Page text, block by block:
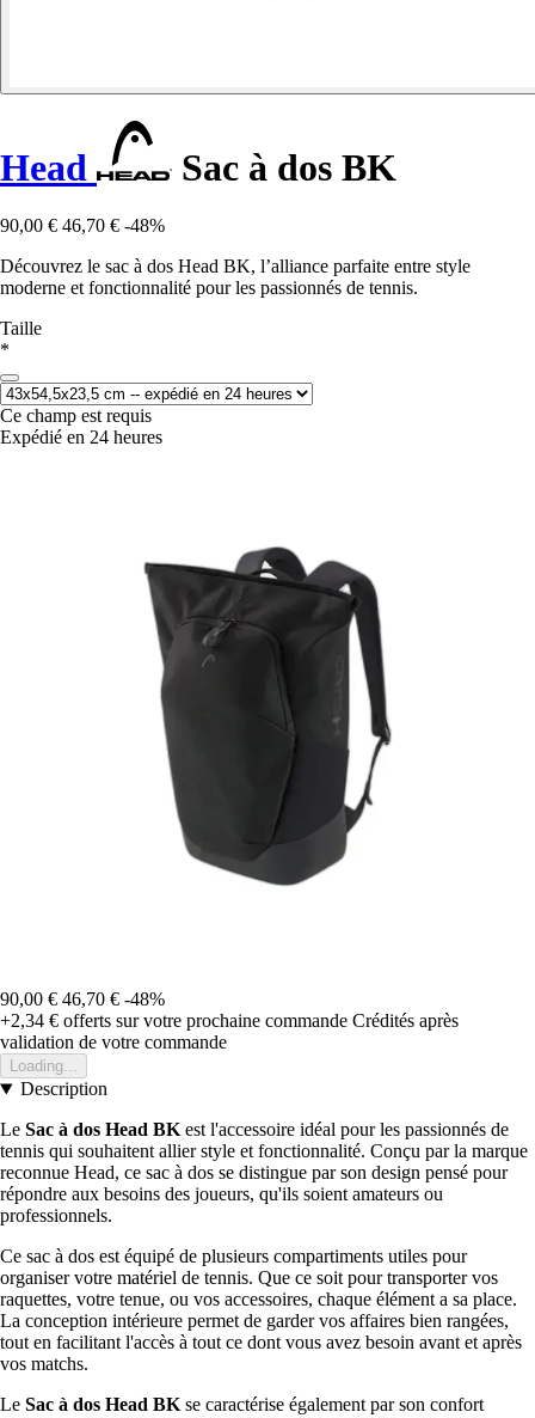
Head Sac à dos BK
90,00 € 46,70 € -48%
Découvrez le sac à dos Head BK, l’alliance parfaite entre style
moderne et fonctionnalité pour les passionnés de tennis.
Taille
*
Ce champ est requis
Expédié en 24 heures
90,00 € 46,70 € -48%
+2,34 € offerts sur votre prochaine commande Crédités après
validation de votre commande
Loading...
Description
Le Sac à dos Head BK est l'accessoire idéal pour les passionnés de
tennis qui souhaitent allier style et fonctionnalité. Conçu par la marque
reconnue Head, ce sac à dos se distingue par son design pensé pour
répondre aux besoins des joueurs, qu'ils soient amateurs ou
professionnels.
Ce sac à dos est équipé de plusieurs compartiments utiles pour
organiser votre matériel de tennis. Que ce soit pour transporter vos
raquettes, votre tenue, ou vos accessoires, chaque élément a sa place.
La conception intérieure permet de garder vos affaires bien rangées,
tout en facilitant l'accès à tout ce dont vous avez besoin avant et après
vos matchs.
Le Sac à dos Head BK se caractérise également par son confort